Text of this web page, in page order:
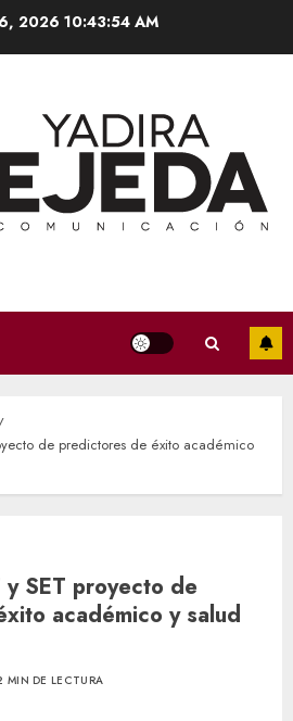
2026 10:43:55 AM
de predictores de éxito académico
y SET proyecto de
académico y salud
MIN DE LECTURA